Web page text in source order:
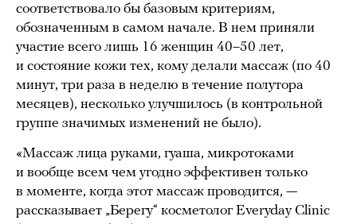
соответствовало бы базовым критериям,
обозначенным в самом начале. В нем приняли
участие всего лишь 16 женщин 40–50 лет,
и состояние кожи тех, кому делали массаж (по 40
минут, три раза в неделю в течение полутора
месяцев), несколько улучшилось (в контрольной
группе значимых изменений не было).
«Массаж лица руками, гуаша, микротоками
и вообще всем чем угодно эффективен только
в моменте, когда этот массаж проводится, —
рассказывает „Берегу“ косметолог Everyday Clinic